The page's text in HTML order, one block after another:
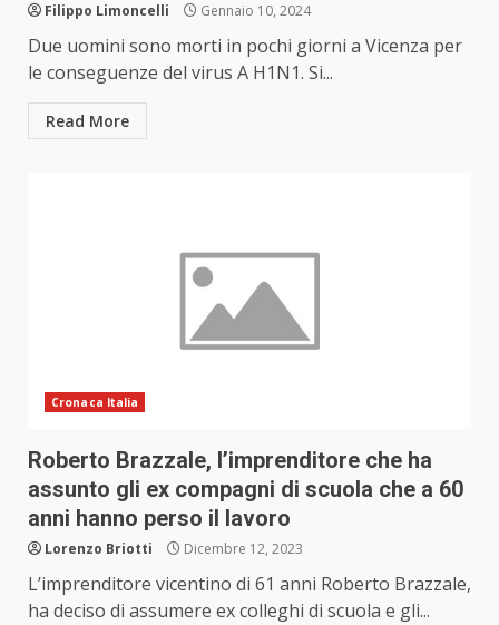
Filippo Limoncelli Gennaio 10, 2024
Due uomini sono morti in pochi giorni a Vicenza per
le conseguenze del virus A H1N1. Si...
Read More
Cronaca Italia
Roberto Brazzale, l’imprenditore che ha
assunto gli ex compagni di scuola che a 60
anni hanno perso il lavoro
Lorenzo Briotti Dicembre 12, 2023
L’imprenditore vicentino di 61 anni Roberto Brazzale,
ha deciso di assumere ex colleghi di scuola e gli...